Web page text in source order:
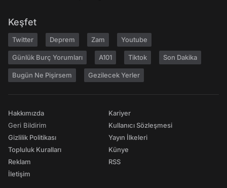
Keşfet
Twitter Deprem Zam Youtube
Günlük Burç Yorumları A101 Tiktok Son Dakika
Bugün Ne Pişirsem Gezilecek Yerler
Hakkımızda
Geri Bildirim
Gizlilik Politikası
Topluluk Kuralları
Reklam
İletişim
Kariyer
Kullanıcı Sözleşmesi
Yayın İlkeleri
Künye
RSS